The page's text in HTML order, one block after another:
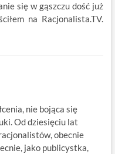
się w gąszczu dość już
na Racjonalista.TV.
nie bojąca się
Od dziesięciu lat
obecnie
jako publicystka,